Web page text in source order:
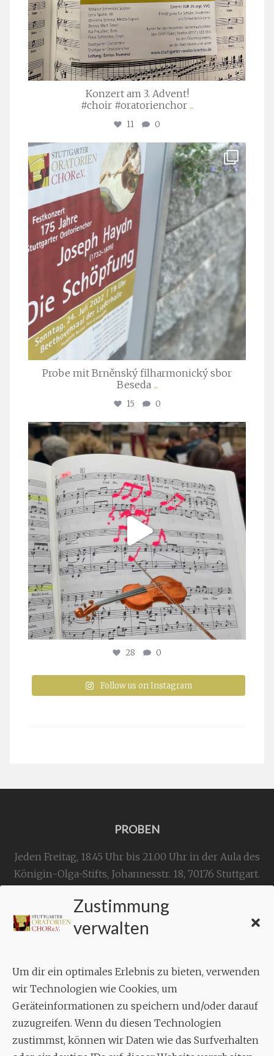
Zustimmung
verwalten
Um dir ein optimales Erlebnis zu bieten, verwenden
wir Technologien wie Cookies, um
Geräteinformationen zu speichern und/oder darauf
zuzugreifen. Wenn du diesen Technologien
zustimmst, können wir Daten wie das Surfverhalten
Konzert am 3. Advent!
#choir #oratorienchor ...
11 0
stuttgarter_oratorienchor
Juli 23
Probe mit Brněnský filharmonický sbor
Beseda ...
15 0
stuttgarter_oratorienchor
Juli 23
28 0
Follow us on Instagram
PROBEN
Jeden Freitag, 18.45 Uhr bis 21.00 Uhr in der Aula des
Königin-Olga-Stifts, Johannesstr. 18, 70176 Stuttgart.
KONTAKT
Geschäftsstelle:
Aixheimer Str. 18
70619 Stuttgart
MUSIK
Musikalischer Leiter: